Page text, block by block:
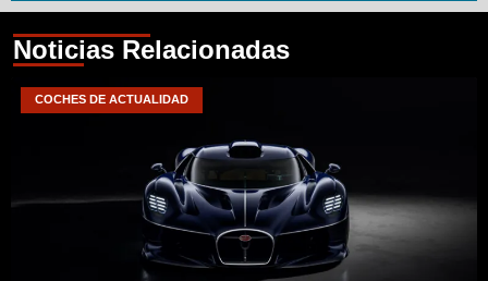
Noticias Relacionadas
COCHES DE ACTUALIDAD